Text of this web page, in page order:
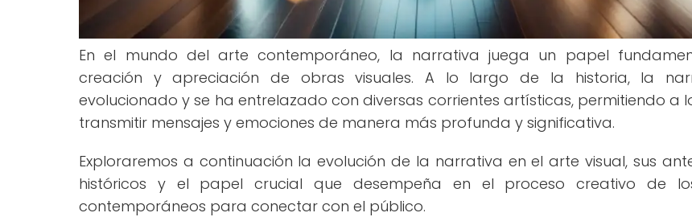
En el mundo del arte contemporáneo, la narrativa juega un papel
creación y apreciación de obras visuales. A lo largo de la historia, la
evolucionado y se ha entrelazado con diversas corrientes artísticas, permitiendo a
transmitir mensajes y emociones de manera más profunda y significativa.
Exploraremos a continuación la evolución de la narrativa en el arte visual, sus
históricos y el papel crucial que desempeña en el proceso creativo de
contemporáneos para conectar con el público.